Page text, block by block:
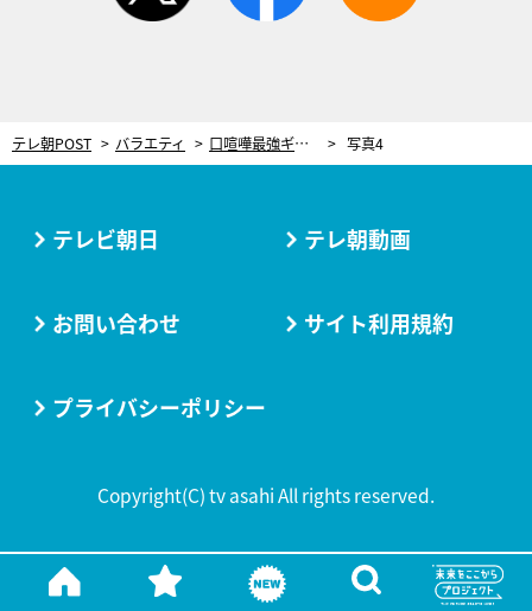
テレ朝POST バラエティ 口喧嘩最強ギャル・みりちゃむ、悩める芸人にダメ出し！あの天然芸人がまさかの“ギャル化” 写真4
テレビ朝日 テレ朝動画
お問い合わせ サイト利用規約
プライバシーポリシー
Copyright(C) tv asahi All rights reserved.